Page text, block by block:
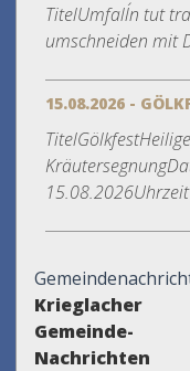
TitelUmfall´n tut
umschneiden mit
15.08.2026 -
Krieglacher
Gemeinde-
Nachrichten